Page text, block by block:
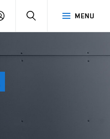
MENU
PŘIHLÁSIT